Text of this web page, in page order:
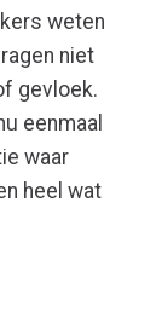
weten
niet
gevloek.
eenmaal
waar
heel wat